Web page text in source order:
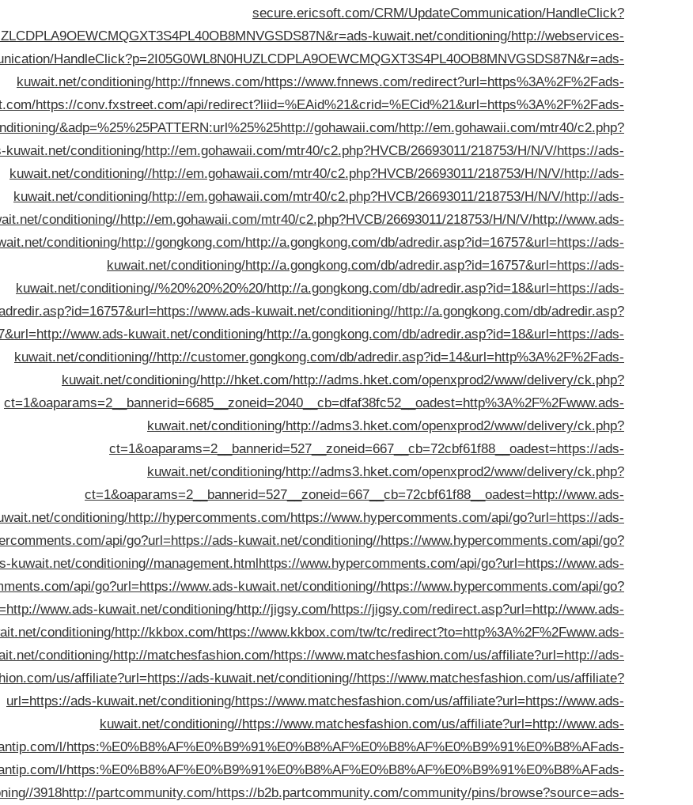
secure.ericsoft.com/CRM/UpdateCommunication/HandleClick?
kuwait.net/conditioning/http://webservices-
HandleClick?p=2I05G0WL8N0HUZLCDPLA9OEWCMQGXT3S4PL40OB8MNVGSDS87N&r=ads-
kuwait.net/conditioning/http://fnnews.com/https://www.fnnews.com/redirect?url=https%3A%2F%2Fads-
https://conv.fxstreet.com/api/redirect?liid=%EAid%21&crid=%ECid%21&url=https%3A%2F%2Fads-
&adp=%25%25PATTERN:url%25%25http://gohawaii.com/http://em.gohawaii.com/mtr40/c2.php?
kuwait.net/conditioning/http://em.gohawaii.com/mtr40/c2.php?HVCB/26693011/218753/H/N/V/https://ads-
kuwait.net/conditioning//http://em.gohawaii.com/mtr40/c2.php?HVCB/26693011/218753/H/N/V/http://ads-
kuwait.net/conditioning/http://em.gohawaii.com/mtr40/c2.php?HVCB/26693011/218753/H/N/V/http://ads-
conditioning//http://em.gohawaii.com/mtr40/c2.php?HVCB/26693011/218753/H/N/V/http://www.ads-
conditioning/http://gongkong.com/http://a.gongkong.com/db/adredir.asp?id=16757&url=https://ads-
kuwait.net/conditioning/http://a.gongkong.com/db/adredir.asp?id=16757&url=https://ads-
kuwait.net/conditioning//%20%20%20%20/http://a.gongkong.com/db/adredir.asp?id=18&url=https://ads-
www.ads-kuwait.net/conditioning//http://a.gongkong.com/db/adredir.asp?
www.ads-kuwait.net/conditioning/http://a.gongkong.com/db/adredir.asp?id=18&url=https://ads-
kuwait.net/conditioning//http://customer.gongkong.com/db/adredir.asp?id=14&url=http%3A%2F%2Fads-
kuwait.net/conditioning/http://hket.com/http://adms.hket.com/openxprod2/www/delivery/ck.php?
ct=1&oaparams=2__bannerid=6685__zoneid=2040__cb=dfaf38fc52__oadest=http%3A%2F%2Fwww.ads-
kuwait.net/conditioning/http://adms3.hket.com/openxprod2/www/delivery/ck.php?
ct=1&oaparams=2__bannerid=527__zoneid=667__cb=72cbf61f88__oadest=https://ads-
kuwait.net/conditioning/http://adms3.hket.com/openxprod2/www/delivery/ck.php?
ct=1&oaparams=2__bannerid=527__zoneid=667__cb=72cbf61f88__oadest=http://www.ads-
conditioning/http://hypercomments.com/https://www.hypercomments.com/api/go?url=https://ads-
api/go?url=https://ads-kuwait.net/conditioning//https://www.hypercomments.com/api/go?
kuwait.net/conditioning//management.htmlhttps://www.hypercomments.com/api/go?url=https://www.ads-
api/go?url=https://www.ads-kuwait.net/conditioning//https://www.hypercomments.com/api/go?
www.ads-kuwait.net/conditioning/http://jigsy.com/https://jigsy.com/redirect.asp?url=http://www.ads-
conditioning/http://kkbox.com/https://www.kkbox.com/tw/tc/redirect?to=http%3A%2F%2Fwww.ads-
conditioning/http://matchesfashion.com/https://www.matchesfashion.com/us/affiliate?url=http://ads-
us/affiliate?url=https://ads-kuwait.net/conditioning//https://www.matchesfashion.com/us/affiliate?
url=https://ads-kuwait.net/conditioning/https://www.matchesfashion.com/us/affiliate?url=https://www.ads-
kuwait.net/conditioning//https://www.matchesfashion.com/us/affiliate?url=http://www.ads-
l/https:%E0%B8%AF%E0%B9%91%E0%B8%AF%E0%B8%AF%E0%B9%91%E0%B8%AFads-
l/https:%E0%B8%AF%E0%B9%91%E0%B8%AF%E0%B8%AF%E0%B9%91%E0%B8%AFads-
3918http://partcommunity.com/https://b2b.partcommunity.com/community/pins/browse?source=ads-